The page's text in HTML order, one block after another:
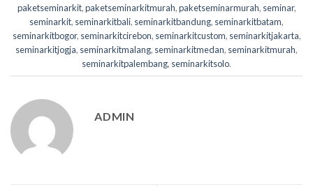
paketseminarkit,paketseminarkitmurah,paketseminarmurah, seminar,
seminarkit, seminarkitbali, seminarkitbandung, seminarkitbatam,
seminarkitbogor, seminarkitcirebon, seminarkitcustom, seminarkitjakarta,
seminarkitjogja, seminarkitmalang, seminarkitmedan, seminarkitmurah,
seminarkitpalembang, seminarkitsolo.
ADMIN